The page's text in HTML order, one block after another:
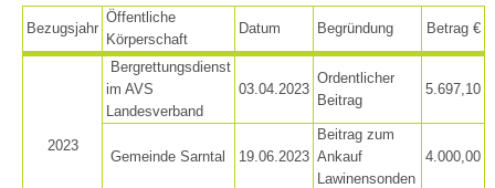
Mountain Rescue Stations
Bezugsjahr
Öffentliche
Körperschaft
Datum Begründung Betrag €
2023
Bergrettungsdienst
im AVS
Landesverband
03.04.2023
Ordentlicher
Beitrag
5.697,10
Gemeinde Sarntal 19.06.2023
Beitrag zum
Ankauf
Lawinensonden
4.000,00